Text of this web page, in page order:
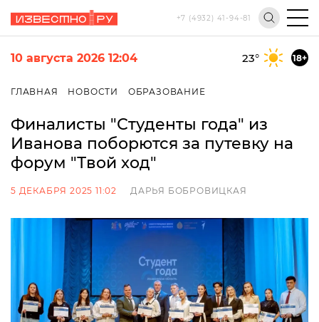
+7 (4932) 41-94-81
10 августа 2026 12:04 23° 18+
ГЛАВНАЯ НОВОСТИ ОБРАЗОВАНИЕ
Финалисты "Студенты года" из
Иванова поборются за путевку на
форум "Твой ход"
5 ДЕКАБРЯ 2025 11:02 ДАРЬЯ БОБРОВИЦКАЯ